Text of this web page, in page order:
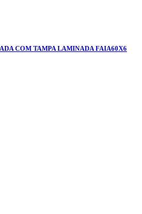
COM TAMPA LAMINADA FAIA60X6